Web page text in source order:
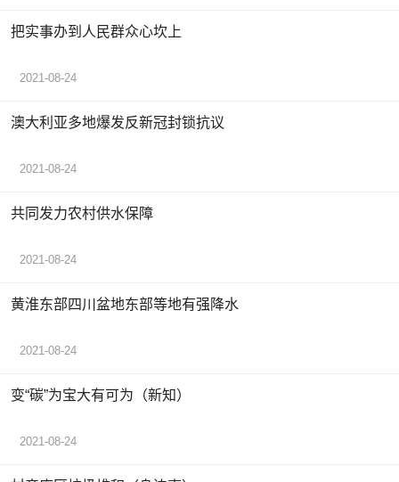
把实事办到人民群众心坎上
2021-08-24
澳大利亚多地爆发反新冠封锁抗议
2021-08-24
共同发力农村供水保障
2021-08-24
黄淮东部四川盆地东部等地有强降水
2021-08-24
变“碳”为宝大有可为（新知）
2021-08-24